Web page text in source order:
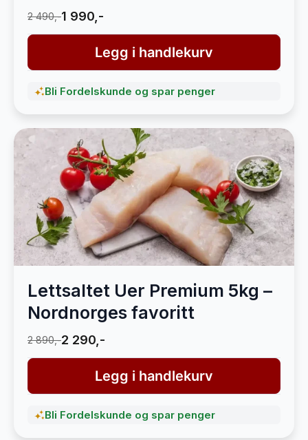
2 490,-1 990,-
Legg i handlekurv
Bli Fordelskunde og spar penger
Lettsaltet Uer Premium 5kg –
Nordnorges favoritt
2 890,-2 290,-
Legg i handlekurv
Bli Fordelskunde og spar penger